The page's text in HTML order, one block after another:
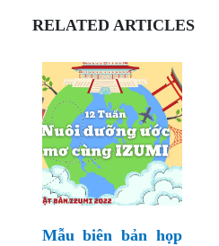
RELATED ARTICLES
Mẫu biên bản họp